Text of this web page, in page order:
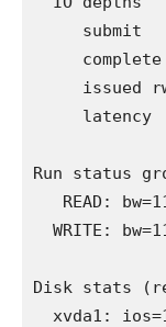
submit
issued
latency
Run status
READ:
WRITE:
Disk stats
xvda1: